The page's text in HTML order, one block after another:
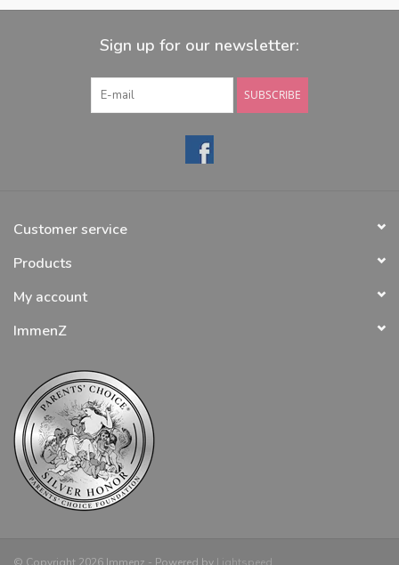
Sign up for our newsletter:
SUBSCRIBE
Customer service
Products
My account
ImmenZ